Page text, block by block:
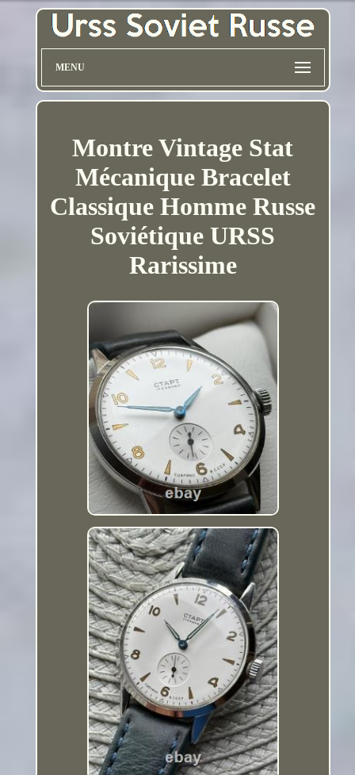
MENU
Montre Vintage Stat
Mécanique Bracelet
Classique Homme Russe
Soviétique URSS
Rarissime